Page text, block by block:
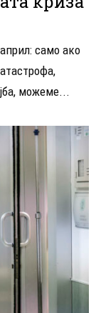
само ако
можеме...